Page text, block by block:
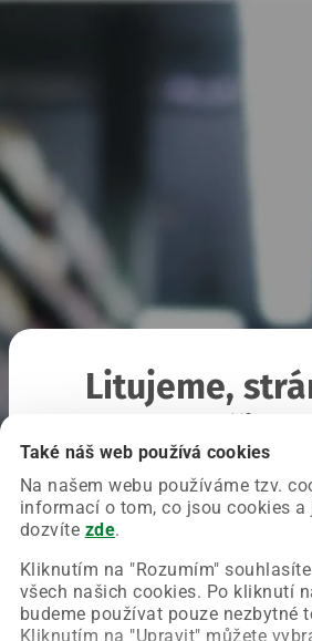
Také náš web používá cookies
Na našem webu používáme tzv.
informací o tom, co jsou cookies a
dozvíte zde.
Kliknutím na "Rozumím"
všech našich cookies. Po kliknutí
budeme používat pouze nezbytné
Kliknutím na "Upravit" můžete
Litujeme,
Chyba nastala na naší straně a
Zkuste prosím znovu načíst
Obnovit stránku